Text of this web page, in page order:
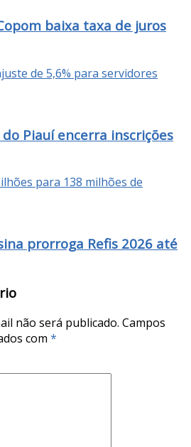
baixa taxa de juros
Piauí encerra inscrições
prorroga Refis 2026 até
não será publicado. Campos
com *